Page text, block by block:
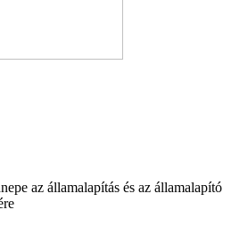
az államalapítás és az államalapító